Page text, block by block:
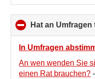
Hat an
In Umfragen
An wen wenden Sie
einen Rat brauchen?